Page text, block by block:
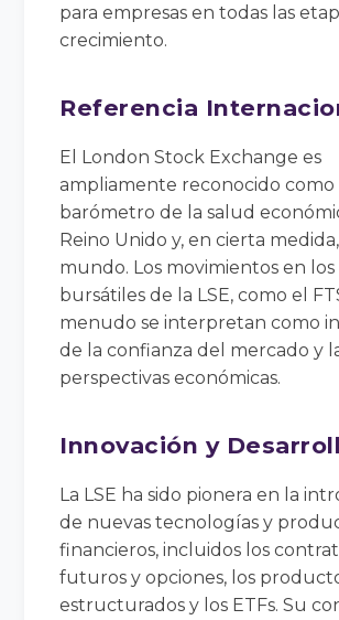
para empresas en todas las
crecimiento.
Referencia
El London Stock Exchange es
ampliamente reconocido como
barómetro de la salud
Reino Unido y, en cierta medida,
mundo. Los movimientos en
bursátiles de la LSE, como el
menudo se interpretan como
de la confianza del mercado y
perspectivas económicas.
Innovación y
La LSE ha sido pionera en la
de nuevas tecnologías y
financieros, incluidos los
futuros y opciones, los
estructurados y los ETFs. Su